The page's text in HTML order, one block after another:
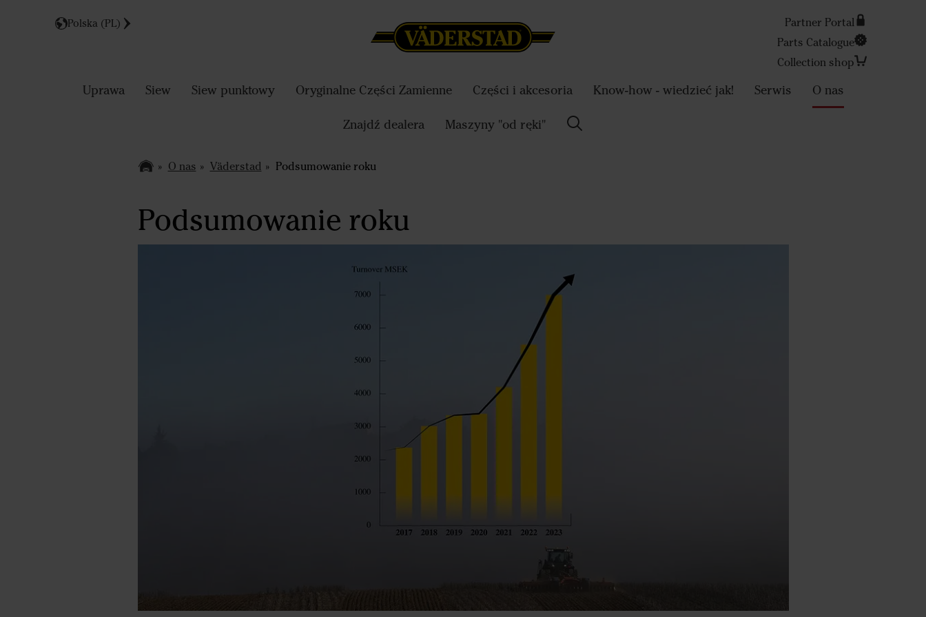
Polska (PL)
Partner Portal
Parts Catalogue
Collection shop
Uprawa Siew Siew punktowy Oryginalne Części Zamienne Części i akcesoria Know-how - wiedzieć jak! Serwis O nas
Znajdź dealera Maszyny "od ręki"
O nas Väderstad Podsumowanie roku
Podsumowanie roku